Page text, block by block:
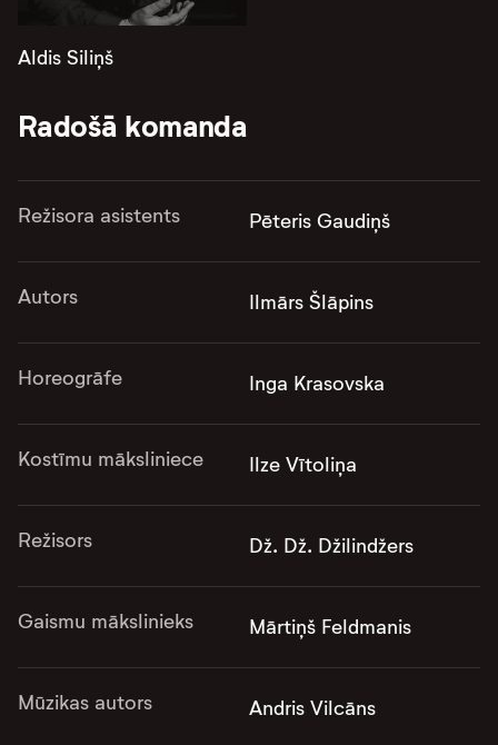
Aldis Siliņš
Radošā komanda
Režisora asistents Pēteris Gaudiņš
Autors Ilmārs Šlāpins
Horeogrāfe Inga Krasovska
Kostīmu māksliniece Ilze Vītoliņa
Režisors Dž. Dž. Džilindžers
Gaismu mākslinieks Mārtiņš Feldmanis
Mūzikas autors Andris Vilcāns